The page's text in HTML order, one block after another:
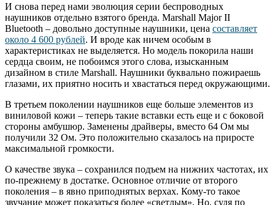
И снова перед нами эволюция серии беспроводных
наушников отдельно взятого бренда. Marshall Major II
Bluetooth – довольно доступные наушники, цена составляет
около 4 600 рублей. И вроде как ничем особым в
характеристиках не выделяется. Но модель покорила наши
сердца своим, не побоимся этого слова, изысканным
дизайном в стиле Marshall. Наушники буквально пожираешь
глазами, их приятно носить и хвастаться перед окружающими.
В третьем поколении наушников еще больше элементов из
виниловой кожи – теперь такие вставки есть еще и с боковой
стороны амбушюр. Заменены драйверы, вместо 64 Ом мы
получили 32 Ом. Это положительно сказалось на приросте
максимальной громкости.
О качестве звука – сохранился подъем на нижних частотах, их
по-прежнему в достатке. Основное отличие от второго
поколения – в явно приподнятых верхах. Кому-то такое
звучание может показаться более «светлым». Но, судя по